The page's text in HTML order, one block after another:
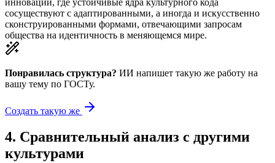
инновации, где устойчивые ядра культурного кода
сосуществуют с адаптированными, а иногда и искусственно
сконструированными формами, отвечающими запросам
общества на идентичность в меняющемся мире.
Понравилась структура? ИИ напишет такую же работу на
вашу тему по ГОСТу.
Создать такую же
4. Сравнительный анализ с другими
культурами